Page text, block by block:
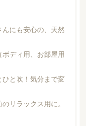
にも安心の、天然
ディ用、お部屋用
と吹！気分まで変
リラックス用に。